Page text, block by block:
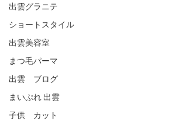
出雲グラニテ
ショートスタイル
出雲美容室
まつ毛パーマ
出雲 ブログ
まいぷれ 出雲
子供 カット